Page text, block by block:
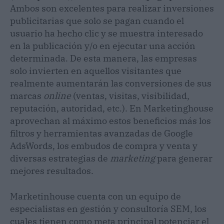
Ambos son excelentes para realizar inversiones
publicitarias que solo se pagan cuando el
usuario ha hecho clic y se muestra interesado
en la publicación y/o en ejecutar una acción
determinada. De esta manera, las empresas
solo invierten en aquellos visitantes que
realmente aumentarán las conversiones de sus
marcas online (ventas, visitas, visibilidad,
reputación, autoridad, etc.). En Marketinghouse
aprovechan al máximo estos beneficios más los
filtros y herramientas avanzadas de Google
AdsWords, los embudos de compra y venta y
diversas estrategias de marketingpara generar
mejores resultados.
Marketinhouse cuenta con un equipo de
especialistas en gestión y consultoría SEM, los
cuales tienen como meta principal potenciar el